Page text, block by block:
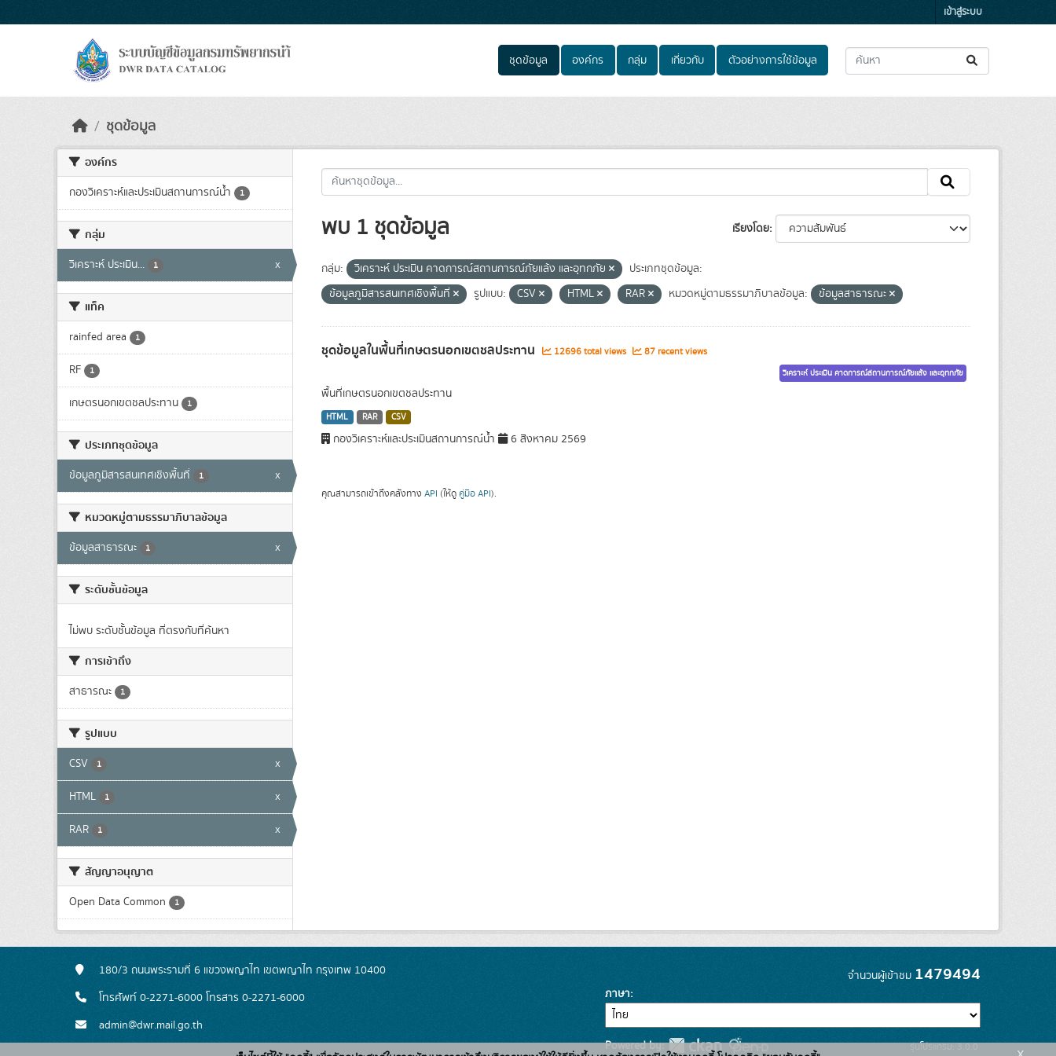
เข้าสู่ระบบ
ชุดข้อมูล องค์กร กลุ่ม เกี่ยวกับ ตัวอย่างการใช้ข้อมูล
ชุดข้อมูล
องค์กร
กองวิเคราะห์และประเมินสถานการณ์น้ำ 1
กลุ่ม
วิเคราะห์ ประเมิน... 1 x
แท็ค
rainfed area 1
RF 1
เกษตรนอกเขตชลประทาน 1
ประเภทชุดข้อมูล
ข้อมูลภูมิสารสนเทศเชิงพื้นที่ 1 x
หมวดหมู่ตามธรรมาภิบาลข้อมูล
ข้อมูลสาธารณะ 1 x
ระดับชั้นข้อมูล
ไม่พบ ระดับชั้นข้อมูล ที่ตรงกับที่ค้นหา
การเข้าถึง
สาธารณะ 1
รูปแบบ
CSV 1 x
HTML 1 x
RAR 1 x
สัญญาอนุญาต
Open Data Common 1
เรียงโดย
พบ 1 ชุดข้อมูล
กลุ่ม: วิเคราะห์ ประเมิน คาดการณ์สถานการณ์ภัยแล้ง และอุทกภัย
ประเภทชุดข้อมูล:
ข้อมูลภูมิสารสนเทศเชิงพื้นที่
รูปแบบ: CSV HTML RAR หมวดหมู่ตามธรรมาภิบาลข้อมูล: ข้อมูลสาธารณะ
ชุดข้อมูลในพื้นที่เกษตรนอกเขตชลประทาน 12696 total views 87 recent views
วิเคราะห์ ประเมิน คาดการณ์สถานการณ์ภัยแล้ง และอุทกภัย
พื้นที่เกษตรนอกเขตชลประทาน
HTML RAR CSV
กองวิเคราะห์และประเมินสถานการณ์น้ำ 6 สิงหาคม 2569
คุณสามารถเข้าถึงคลังทาง API (ให้ดู คู่มือ API).
180/3 ถนนพระรามที่ 6 แขวงพญาไท เขตพญาไท กรุงเทพ 10400
โทรศัพท์ 0-2271-6000 โทรสาร 0-2271-6000
admin@dwr.mail.go.th
จำนวนผู้เข้าชม 1479494
ภาษา
Powered by: รุ่นโปรแกรม: 3.0.0